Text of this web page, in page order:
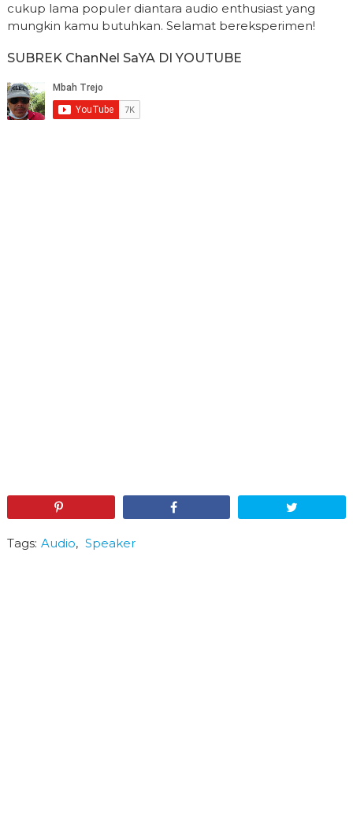
cukup lama populer diantara audio enthusiast yang
mungkin kamu butuhkan. Selamat bereksperimen!
SUBREK ChanNel SaYA DI YOUTUBE
Tags: Audio, Speaker